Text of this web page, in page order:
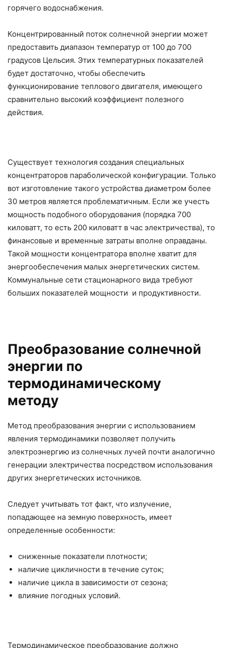
горячего водоснабжения.
Концентрированный поток солнечной энергии может
предоставить диапазон температур от 100 до 700
градусов Цельсия. Этих температурных показателей
будет достаточно, чтобы обеспечить
функционирование теплового двигателя, имеющего
сравнительно высокий коэффициент полезного
действия.
Существует технология создания специальных
концентраторов параболической конфигурации. Только
вот изготовление такого устройства диаметром более
30 метров является проблематичным. Если же учесть
мощность подобного оборудования (порядка 700
киловатт, то есть 200 киловатт в час электричества), то
финансовые и временные затраты вполне оправданы.
Такой мощности концентратора вполне хватит для
энергообеспечения малых энергетических систем.
Коммунальные сети стационарного вида требуют
больших показателей мощности и продуктивности.
Преобразование солнечной
энергии по
термодинамическому
методу
Метод преобразования энергии с использованием
явления термодинамики позволяет получить
электроэнергию из солнечных лучей почти аналогично
генерации электричества посредством использования
других энергетических источников.
Следует учитывать тот факт, что излучение,
попадающее на земную поверхность, имеет
определенные особенности:
сниженные показатели плотности;
наличие цикличности в течение суток;
наличие цикла в зависимости от сезона;
влияние погодных условий.
Термодинамическое преобразование должно